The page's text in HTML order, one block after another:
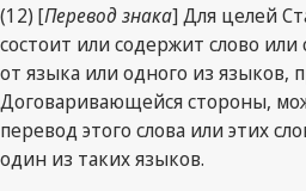
(12) [Перевод знака] Для целей
состоит или содержит слово
от языка или одного из языков,
Договаривающейся стороны,
перевод этого слова или этих
один из таких языков.